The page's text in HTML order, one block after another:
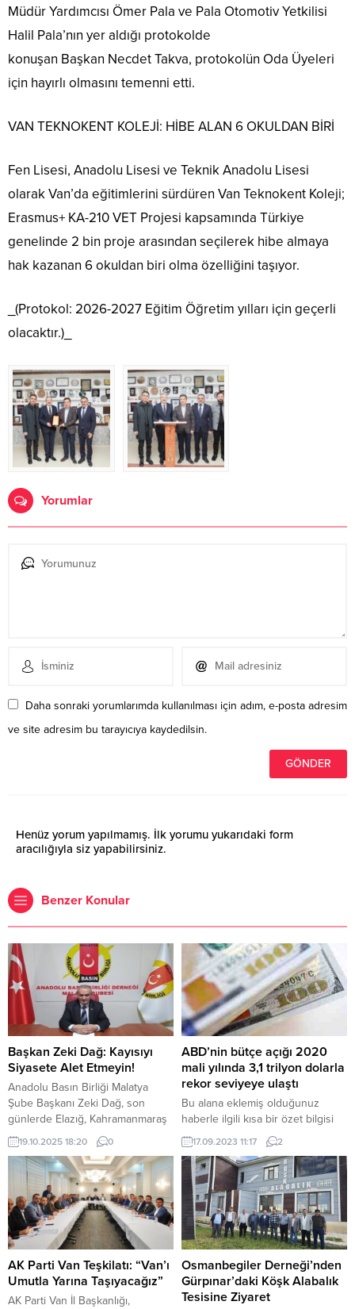
Müdür Yardımcısı Ömer Pala ve Pala Otomotiv Yetkilisi
Halil Pala’nın yer aldığı protokolde
konuşan Başkan Necdet Takva, protokolün Oda Üyeleri
için hayırlı olmasını temenni etti.
VAN TEKNOKENT KOLEJİ: HİBE ALAN 6 OKULDAN BİRİ
Fen Lisesi, Anadolu Lisesi ve Teknik Anadolu Lisesi
olarak Van’da eğitimlerini sürdüren Van Teknokent Koleji;
Erasmus+ KA-210 VET Projesi kapsamında Türkiye
genelinde 2 bin proje arasından seçilerek hibe almaya
hak kazanan 6 okuldan biri olma özelliğini taşıyor.
_(Protokol: 2026-2027 Eğitim Öğretim yılları için geçerli
olacaktır.)_
Yorumlar
Daha sonraki yorumlarımda kullanılması için adım, e-posta adresim
ve site adresim bu tarayıcıya kaydedilsin.
Henüz yorum yapılmamış. İlk yorumu yukarıdaki form
aracılığıyla siz yapabilirsiniz.
Benzer Konular
Başkan Zeki Dağ: Kayısıyı
Siyasete Alet Etmeyin!
Anadolu Basın Birliği Malatya
Şube Başkanı Zeki Dağ, son
günlerde Elazığ, Kahramanmaraş
ve Sivas milletvekillerinin Malatya
kayısısı ile ilgili yaptığı
açıklamalara sert tepki gösterdi.
Dağ, Malatya kayısısının dünya
genelinde tescillenmiş ve ihracatı
yapılan önemli bir tarım ürünü
olduğunu vurgulayarak, kayısı
üzerinden siyaset yapılmasını etik
dışı olarak nitelendirdi. Başkan
Dağ açıklamasında,...
19.10.2025 18:20 0
ABD’nin bütçe açığı 2020
mali yılında 3,1 trilyon dolarla
rekor seviyeye ulaştı
Bu alana eklemiş olduğunuz
haberle ilgili kısa bir özet bilgisi
ekleyebilirsiniz. Bu metin yazı
düzenleme sayfasında “Özet”
bölümünden eklenebilir. Özet
eklenmişse başlık altında kalın
olarak bu şekilde gösterilir,
eklenmemişse bu alan boş kalır.
17.09.2023 11:17 2
AK Parti Van Teşkilatı: “Van’ı
Umutla Yarına Taşıyacağız”
AK Parti Van İl Başkanlığı,
Osmanbegiler Derneği’nden
Gürpınar’daki Köşk Alabalık
Tesisine Ziyaret